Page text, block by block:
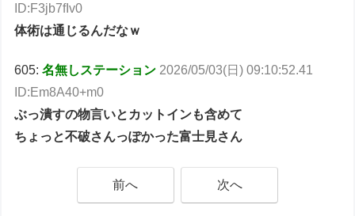
ID:F3jb7fIv0
体術は通じるんだなｗ
605:名無しステーション 2026/05/03(日) 09:10:52.41
ID:Em8A40+m0
ぶっ潰すの物言いとカットインも含めて
ちょっと不破さんっぽかった富士見さん
前へ 次へ